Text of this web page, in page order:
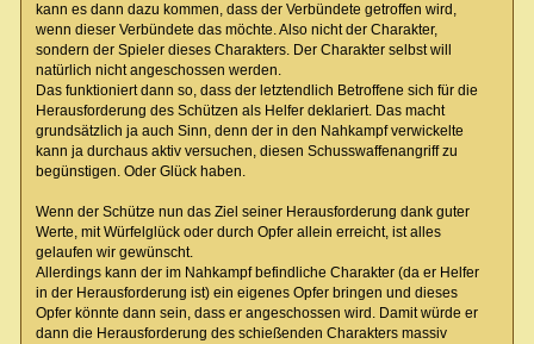
kann es dann dazu kommen, dass der Verbündete getroffen wird,
wenn dieser Verbündete das möchte. Also nicht der Charakter,
sondern der Spieler dieses Charakters. Der Charakter selbst will
natürlich nicht angeschossen werden.
Das funktioniert dann so, dass der letztendlich Betroffene sich für die
Herausforderung des Schützen als Helfer deklariert. Das macht
grundsätzlich ja auch Sinn, denn der in den Nahkampf verwickelte
kann ja durchaus aktiv versuchen, diesen Schusswaffenangriff zu
begünstigen. Oder Glück haben.
Wenn der Schütze nun das Ziel seiner Herausforderung dank guter
Werte, mit Würfelglück oder durch Opfer allein erreicht, ist alles
gelaufen wir gewünscht.
Allerdings kann der im Nahkampf befindliche Charakter (da er Helfer
in der Herausforderung ist) ein eigenes Opfer bringen und dieses
Opfer könnte dann sein, dass er angeschossen wird. Damit würde er
dann die Herausforderung des schießenden Charakters massiv